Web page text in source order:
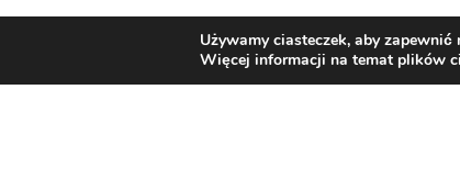
Związek Polaków w Mediolanie
Używamy ciasteczek, aby
Więcej informacji na temat plików